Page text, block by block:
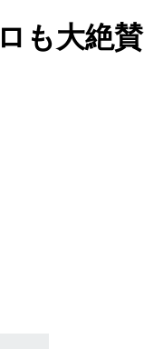
も大絶賛